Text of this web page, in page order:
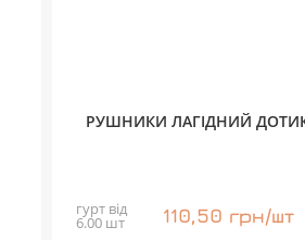
РУШНИКИ ЛАГІДНИЙ
гурт від
6.00 шт 110,50 грн/шт